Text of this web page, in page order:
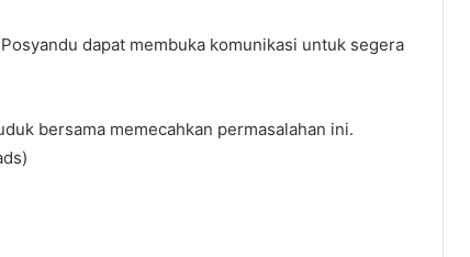
dapat membuka komunikasi untuk segera
bersama memecahkan permasalahan ini.